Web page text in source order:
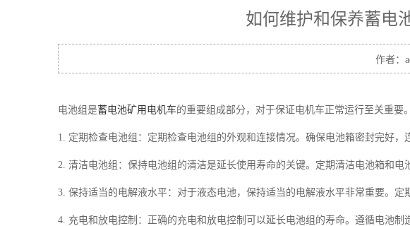
如何维护和保养蓄电
作者：
电池组是蓄电池矿用电机车的重要组成部分，对于保证电机车正常运行至关重要
1. 定期检查电池组：定期检查电池组的外观和连接情况。确保电池箱密封完好
2. 清洁电池组：保持电池组的清洁是延长使用寿命的关键。定期清洁电池箱和
3. 保持适当的电解液水平：对于液态电池，保持适当的电解液水平非常重要。
4. 充电和放电控制：正确的充电和放电控制可以延长电池组的寿命。遵循电池